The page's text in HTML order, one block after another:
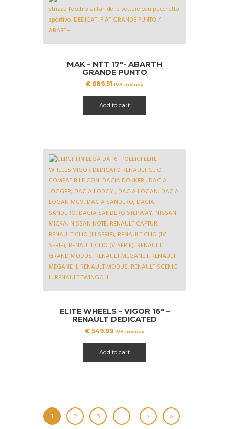
MAK – NTT 17″- ABARTH
GRANDE PUNTO
€ 689.51 IVA inclusa
Add to cart
ELITE WHEELS – VIGOR 16″ –
RENAULT DEDICATED
€549.99 IVA inclusa
Add to cart
1 2 3